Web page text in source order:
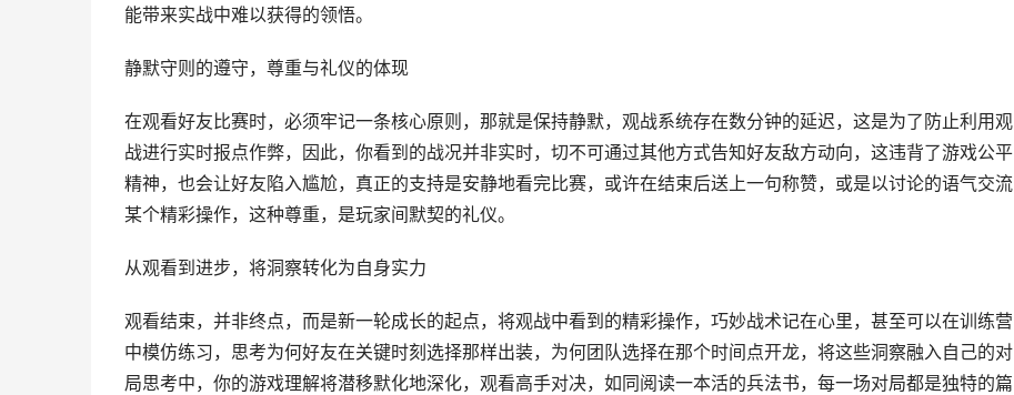
能带来实战中难以获得的领悟。
静默守则的遵守，尊重与礼仪的体现
在观看好友比赛时，必须牢记一条核心原则，那就是保持静默，观战系统存在数分钟的延迟，这是为了防止利用观
战进行实时报点作弊，因此，你看到的战况并非实时，切不可通过其他方式告知好友敌方动向，这违背了游戏公平
精神，也会让好友陷入尴尬，真正的支持是安静地看完比赛，或许在结束后送上一句称赞，或是以讨论的语气交流
某个精彩操作，这种尊重，是玩家间默契的礼仪。
从观看到进步，将洞察转化为自身实力
观看结束，并非终点，而是新一轮成长的起点，将观战中看到的精彩操作，巧妙战术记在心里，甚至可以在训练营
中模仿练习，思考为何好友在关键时刻选择那样出装，为何团队选择在那个时间点开龙，将这些洞察融入自己的对
局思考中，你的游戏理解将潜移默化地深化，观看高手对决，如同阅读一本活的兵法书，每一场对局都是独特的篇